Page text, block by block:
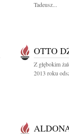
Tadeusz...
OTTO
Z głębokim
2013 roku